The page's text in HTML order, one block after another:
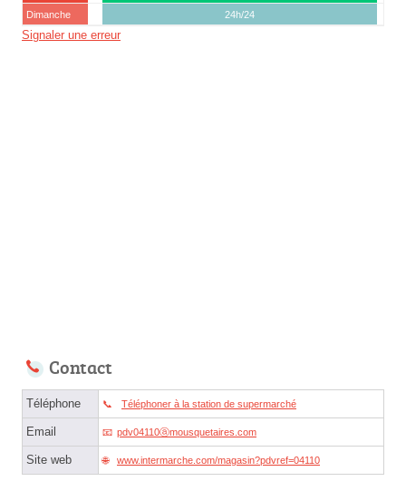
Dimanche
24h/24
Signaler une erreur
Contact
Téléphone Téléphoner à la station de supermarché
Email pdv04110ⓐmousquetaires.com
Site web www.intermarche.com/magasin?pdvref=04110